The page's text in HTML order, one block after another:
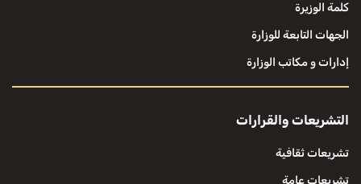
كلمة الوزيرة
الجهات التابعة للوزارة
إدارات و مكاتب الوزارة
التشريعات والقرارات
تشريعات ثقافية
تشريعات عامة